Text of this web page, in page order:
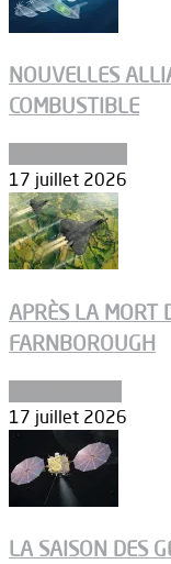
NOUVELLES
COMBUSTIBLE
17 juillet 2026
APRÈS LA MORT
FARNBOROUGH
17 juillet 2026
LA SAISON DES